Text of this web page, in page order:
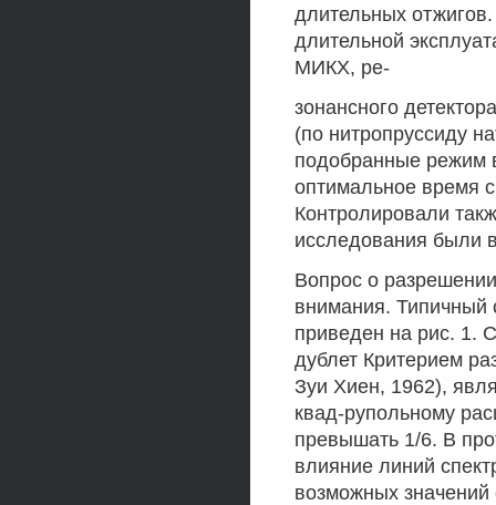
длительных
длительной
МИКХ, ре-
зонансного
(по нитропруссиду
подобранные режим
оптимальное время
Контролировали
исследования были
Вопрос о
внимания. Типичный
приведен на рис. 1.
дублет Критерием
Зуи Хиен, 1962),
квад-рупольному
превышать 1/6. В
влияние линий
возможных